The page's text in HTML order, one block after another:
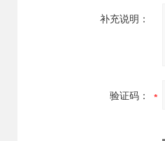
补充说明：
验证码：